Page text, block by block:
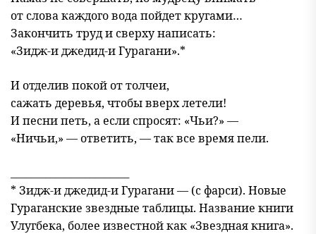
от слова каждого вода пойдет кругами…
Закончить труд и сверху написать:
«Зидж-и джедид-и Гурагани».*
И отделив покой от толчеи,
сажать деревья, чтобы вверх летели!
И песни петь, а если спросят: «Чьи?» —
«Ничьи,» — ответить, — так все время пели.
* Зидж-и джедид-и Гурагани — (с фарси). Новые
Гураганские звездные таблицы. Название книги
Улугбека, более известной как «Звездная книга».